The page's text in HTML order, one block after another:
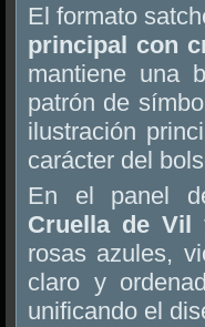
El formato
principal con
mantiene una
patrón de
ilustración
carácter del
En el panel
Cruella de Vil
rosas azules,
claro y
unificando el